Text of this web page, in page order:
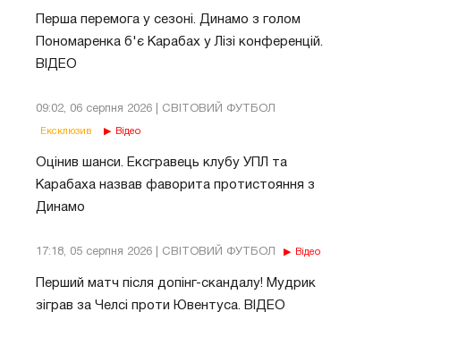
Перша перемога у сезоні. Динамо з голом
Пономаренка б'є Карабах у Лізі конференцій.
ВІДЕО
09:02, 06 серпня 2026 | СВІТОВИЙ ФУТБОЛ
Ексклюзив Відео
Оцінив шанси. Ексгравець клубу УПЛ та
Карабаха назвав фаворита протистояння з
Динамо
17:18, 05 серпня 2026 | СВІТОВИЙ ФУТБОЛ Відео
Перший матч після допінг-скандалу! Мудрик
зіграв за Челсі проти Ювентуса. ВІДЕО